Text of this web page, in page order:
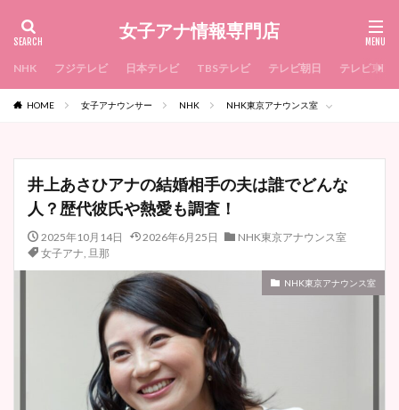
女子アナ情報専門店
NHK フジテレビ 日本テレビ TBSテレビ テレビ朝日 テレビ東京
HOME 女子アナウンサー NHK NHK東京アナウンス室
井上あさひアナの結婚相手の夫は誰でどんな
人？歴代彼氏や熱愛も調査！
2025年10月14日 2026年6月25日
NHK東京アナウンス室
女子アナ, 旦那
NHK東京アナウンス室